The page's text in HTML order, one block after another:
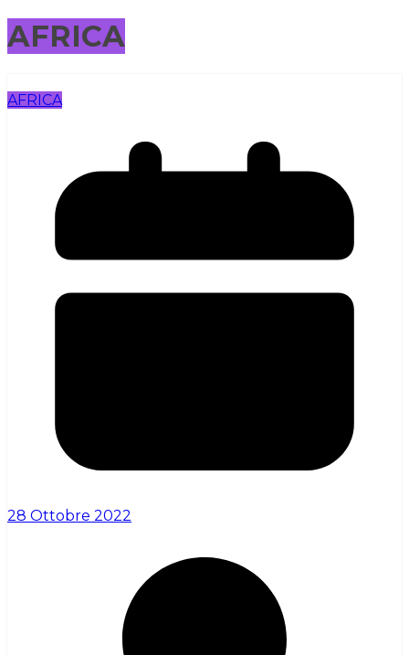
AFRICA
AFRICA
28 Ottobre 2022